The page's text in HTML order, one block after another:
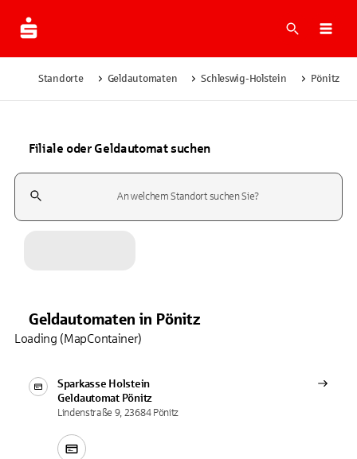
Suche
Standorte Geldautomaten Schleswig-Holstein Pönitz
Filiale oder Geldautomat suchen
Suchfeld
Geldautomaten in Pönitz
Sparkasse Holstein
Geldautomat Pönitz
Lindenstraße 9, 23684 Pönitz
Loading (MapContainer)